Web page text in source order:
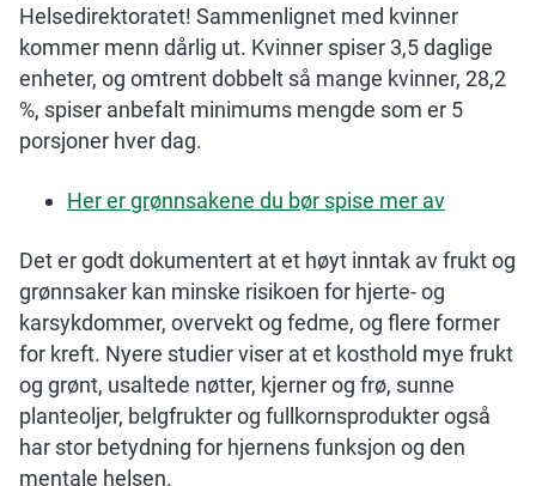
Helsedirektoratet! Sammenlignet med kvinner
kommer menn dårlig ut. Kvinner spiser 3,5 daglige
enheter, og omtrent dobbelt så mange kvinner, 28,2
%, spiser anbefalt minimums mengde som er 5
porsjoner hver dag.
Her er grønnsakene du bør spise mer av
Det er godt dokumentert at et høyt inntak av frukt og
grønnsaker kan minske risikoen for hjerte- og
karsykdommer, overvekt og fedme, og flere former
for kreft. Nyere studier viser at et kosthold mye frukt
og grønt, usaltede nøtter, kjerner og frø, sunne
planteoljer, belgfrukter og fullkornsprodukter også
har stor betydning for hjernens funksjon og den
mentale helsen.